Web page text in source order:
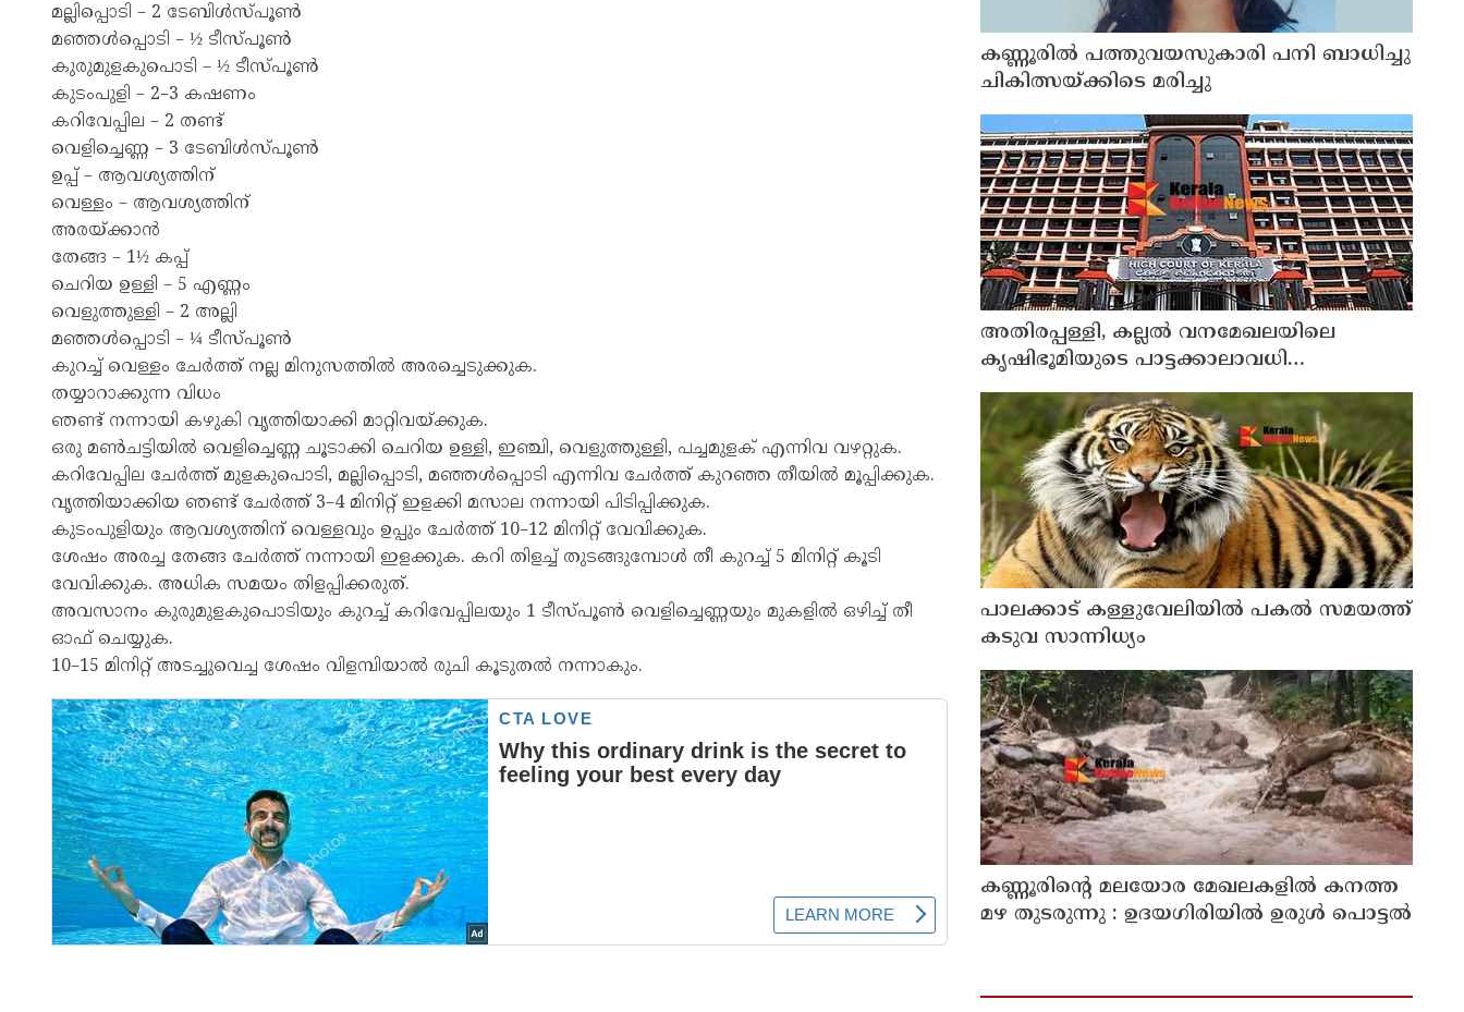
മല്ലിപ്പൊടി – 2 ടേബിൾസ്പൂൺ
മഞ്ഞൾപ്പൊടി – ½ ടീസ്പൂൺ
കുരുമുളകുപൊടി – ½ ടീസ്പൂൺ
കുടംപുളി – 2–3 കഷണം
കറിവേപ്പില – 2 തണ്ട്
വെളിച്ചെണ്ണ – 3 ടേബിൾസ്പൂൺ
ഉപ്പ് – ആവശ്യത്തിന്
വെള്ളം – ആവശ്യത്തിന്
അരയ്ക്കാൻ
തേങ്ങ – 1½ കപ്പ്
ചെറിയ ഉള്ളി – 5 എണ്ണം
വെളുത്തുള്ളി – 2 അല്ലി
മഞ്ഞൾപ്പൊടി – ¼ ടീസ്പൂൺ
കുറച്ച് വെള്ളം ചേർത്ത് നല്ല മിനുസത്തിൽ അരച്ചെടുക്കുക.
തയ്യാറാക്കുന്ന വിധം
ഞണ്ട് നന്നായി കഴുകി വൃത്തിയാക്കി മാറ്റിവയ്ക്കുക.
ഒരു മൺചട്ടിയിൽ വെളിച്ചെണ്ണ ചൂടാക്കി ചെറിയ ഉള്ളി, ഇഞ്ചി, വെളുത്തുള്ളി, പച്ചമുളക് എന്നിവ വഴറ്റുക.
കറിവേപ്പില ചേർത്ത് മുളകുപൊടി, മല്ലിപ്പൊടി, മഞ്ഞൾപ്പൊടി എന്നിവ ചേർത്ത് കുറഞ്ഞ തീയിൽ മൂപ്പിക്കുക.
വൃത്തിയാക്കിയ ഞണ്ട് ചേർത്ത് 3–4 മിനിറ്റ് ഇളക്കി മസാല നന്നായി പിടിപ്പിക്കുക.
കുടംപുളിയും ആവശ്യത്തിന് വെള്ളവും ഉപ്പും ചേർത്ത് 10–12 മിനിറ്റ് വേവിക്കുക.
ശേഷം അരച്ച തേങ്ങ ചേർത്ത് നന്നായി ഇളക്കുക. കറി തിളച്ച് തുടങ്ങുമ്പോൾ തീ കുറച്ച് 5 മിനിറ്റ് കൂടി
വേവിക്കുക. അധിക സമയം തിളപ്പിക്കരുത്.
അവസാനം കുരുമുളകുപൊടിയും കുറച്ച് കറിവേപ്പിലയും 1 ടീസ്പൂൺ വെളിച്ചെണ്ണയും മുകളിൽ ഒഴിച്ച് തീ
ഓഫ് ചെയ്യുക.
10–15 മിനിറ്റ് അടച്ചുവെച്ച ശേഷം വിളമ്പിയാൽ രുചി കൂടുതൽ നന്നാകും.
കണ്ണൂരിൽ പത്തുവയസുകാരി പനി ബാധിച്ചു
ചികിത്സയ്ക്കിടെ മരിച്ചു
അതിരപ്പള്ളി, കല്ലൽ വനമേഖലയിലെ
കൃഷിഭൂമിയുടെ പാട്ടക്കാലാവധി
അവസാനിച്ചു ; ഇനി കൃഷി
നടത്താനാകില്ലെന്ന് ഹൈക്കോടതി
പാലക്കാട് കള്ളുവേലിയില്‍ പകല്‍ സമയത്ത്
കടുവ സാന്നിധ്യം
കണ്ണൂരിൻ്റെ മലയോര മേഖലകളിൽ കനത്ത
മഴ തുടരുന്നു : ഉദയഗിരിയിൽ ഉരുൾ പൊട്ടൽ